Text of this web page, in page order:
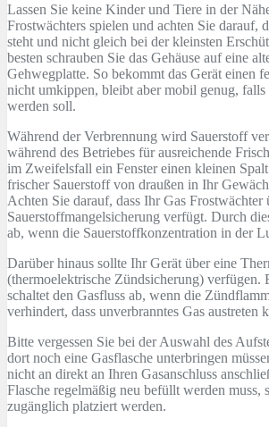
Lassen Sie keine Kinder und Tiere in der
Frostwächters spielen und achten Sie darauf,
steht und nicht gleich bei der kleinsten
besten schrauben Sie das Gehäuse auf eine
Gehwegplatte. So bekommt das Gerät einen
nicht umkippen, bleibt aber mobil genug, falls
werden soll.
Während der Verbrennung wird Sauerstoff
während des Betriebes für ausreichende
im Zweifelsfall ein Fenster einen kleinen
frischer Sauerstoff von draußen in Ihr
Achten Sie darauf, dass Ihr Gas Frostwächter
Sauerstoffmangelsicherung verfügt. Durch
ab, wenn die Sauerstoffkonzentration in der
Darüber hinaus sollte Ihr Gerät über eine
(thermoelektrische Zündsicherung) verfügen.
schaltet den Gasfluss ab, wenn die
verhindert, dass unverbranntes Gas austreten
Bitte vergessen Sie bei der Auswahl des
dort noch eine Gasflasche unterbringen
nicht an direkt an Ihren Gasanschluss
Flasche regelmäßig neu befüllt werden muss,
zugänglich platziert werden.